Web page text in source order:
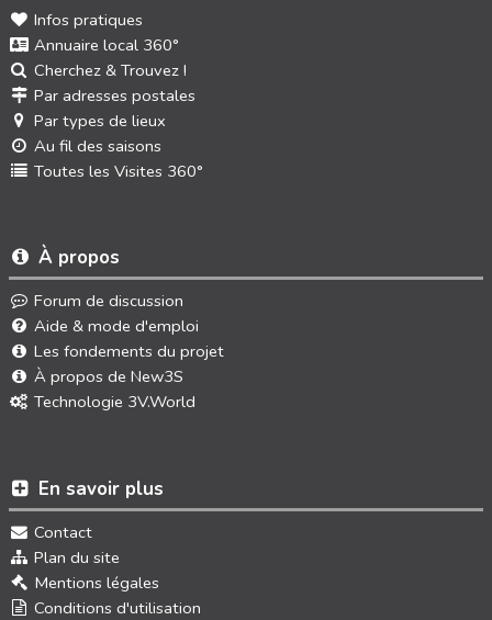
En savoir plus
Contact
Plan du site
Mentions légales
Conditions d'utilisation
Infos pratiques
Annuaire local 360°
Cherchez & Trouvez !
Par adresses postales
Par types de lieux
Au fil des saisons
Toutes les Visites 360°
À propos
Forum de discussion
Aide & mode d'emploi
Les fondements du projet
À propos de New3S
Technologie 3V.World